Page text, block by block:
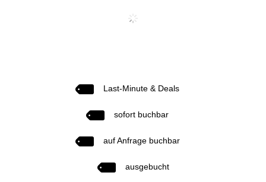
Last-Minute & Deals
sofort buchbar
auf Anfrage buchbar
ausgebucht